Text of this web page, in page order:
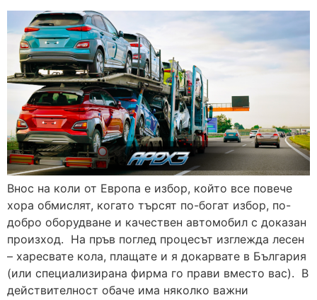
Внос на коли от Европа е избор, който все повече
хора обмислят, когато търсят по-богат избор, по-
добро оборудване и качествен автомобил с доказан
произход. На пръв поглед процесът изглежда лесен
– харесвате кола, плащате и я докарвате в България
(или специализирана фирма го прави вместо вас). В
действителност обаче има няколко важни